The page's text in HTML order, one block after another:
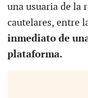
una usuaria de la
cautelares, entre
inmediato de
plataforma.